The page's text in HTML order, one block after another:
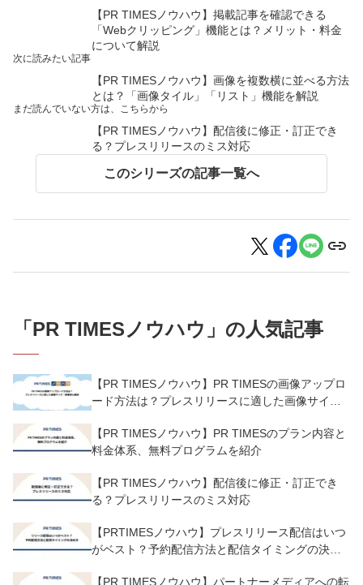
【PR TIMESノウハウ】掲載記事を確認できる
「Webクリッピング」機能とは？メリット・料金
について解説
次に読みたい記事
【PR TIMESノウハウ】画像を複数横に並べる方法
とは？「画像タイル」「リスト」機能を解説
まだ読んでいない方は、こちらから
【PR TIMESノウハウ】配信後に修正・訂正でき
る？プレスリリースのミス対応
このシリーズの記事一覧へ
「 PR TIMESノウハウ 」の人気記事
【PR TIMESノウハウ】PR TIMESの画像アップロ
ード方法は？プレスリリースに適した画像サイ
【PR TIMESノウハウ】PR TIMESのプラン内容と
料金体系、無料プログラムを紹介
【PR TIMESノウハウ】配信後に修正・訂正でき
る？プレスリリースのミス対応
【PRTIMESノウハウ】プレスリリース配信はいつ
がベスト？予約配信方法と配信タイミングの決め
【PR TIMESノウハウ】パートナーメディアへの転